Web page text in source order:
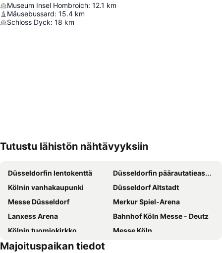
Museum Insel Hombroich: 12.1 km
Mäusebussard: 15.4 km
Schloss Dyck: 18 km
Tutustu lähistön nähtävyyksiin
Düsseldorfin lentokenttä
Düsseldorfin päärautatieasema
Kölnin vanhakaupunki
Düsseldorf Altstadt
Messe Düsseldorf
Merkur Spiel-Arena
Lanxess Arena
Bahnhof Köln Messe - Deutz
Kölnin tuomiokirkko
Messe Köln
Cologne Central station
Majoituspaikan tiedot